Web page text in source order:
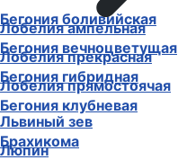
Бегония боливийская
Бегония вечноцветущая
Бегония гибридная
Бегония клубневая
Брахикома
Лобелия ампельная
Лобелия прекрасная
Лобелия прямостоячая
Львиный зев
Люпин